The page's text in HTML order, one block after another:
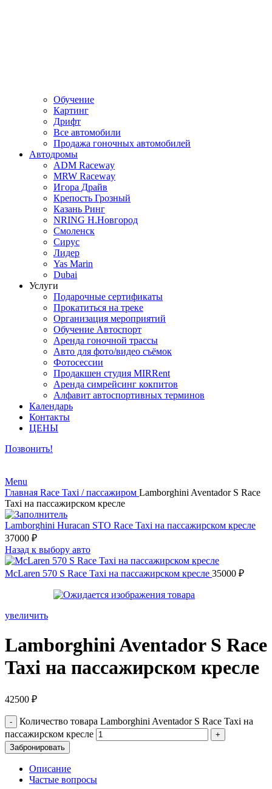
Обучение
Картинг
Дрифт
Все автомобили
Продажа гоночных автомобилей
Автодромы
ADM Raceway
MRW Raceway
Игора Драйв
Крепость Грозный
Казань Ринг
NRING Н.Новгород
Смоленск
Сирус
Лидер
Yas Marin
Dubai
Услуги
Подарочные сертификаты
Прокатиться на треке
Организация мероприятий
Обучение Автоспорт
Аренда гоночной трассы
Авто для фото/видео съёмок
Фотосессии
Продакшен студия MIRRent
Аренда симрейсинг кокпитов
Алфавит автоспортивных терминов
Календарь
Контакты
ЦЕНЫ
Позвонить!
Menu
Главная Race Taxi / пассажиром Lamborghini Aventador S Race
Taxi на пассажирском кресле
Lamborghini Huracan STO Race Taxi на пассажирском кресле
37000 ₽
Назад к выбору авто
McLaren 570 S Race Taxi на пассажирском кресле 35000 ₽
увеличить
Lamborghini Aventador S Race
Taxi на пассажирском кресле
42500 ₽
Количество товара Lamborghini Aventador S Race Taxi на
пассажирском кресле
Забронировать
Описание
Частые вопросы